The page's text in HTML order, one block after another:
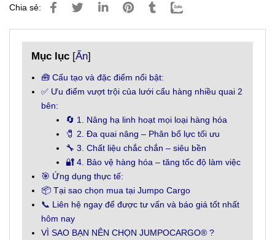
Chia sẻ:
Mục lục [Ẩn]
🧰 Cấu tạo và đặc điểm nổi bật:
✅ Ưu điểm vượt trội của lưới cẩu hàng nhiều quai 2
bên:
🔄 1. Nâng hạ linh hoạt mọi loại hàng hóa
🧷 2. Đa quai nâng – Phân bổ lực tối ưu
🔧 3. Chất liệu chắc chắn – siêu bền
🔐 4. Bảo vệ hàng hóa – tăng tốc độ làm việc
🎯 Ứng dụng thực tế:
📦 Tại sao chọn mua tại Jumpo Cargo
📞 Liên hệ ngay để được tư vấn và báo giá tốt nhất
hôm nay
VÌ SAO BẠN NÊN CHỌN JUMPOCARGO® ?